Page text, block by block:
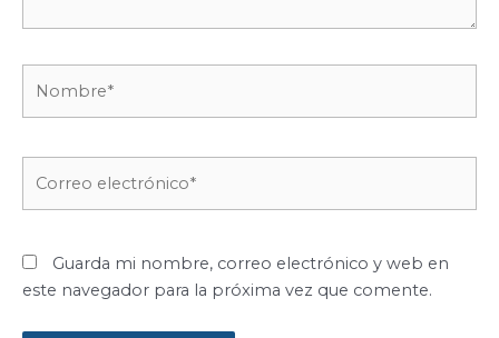
Guarda mi nombre, correo electrónico y web en
este navegador para la próxima vez que comente.